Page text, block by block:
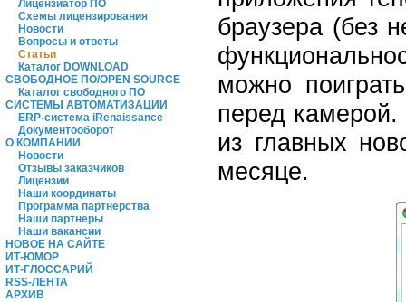
Лицензиатор ПО
Схемы лицензирования
Новости
Вопросы и ответы
Статьи
Каталог DOWNLOAD
СВОБОДНОЕ ПО/OPEN SOURCE
Каталог свободного ПО
СИСТЕМЫ АВТОМАТИЗАЦИИ
ERP-система iRenaissance
Документооборот
О КОМПАНИИ
Новости
Отзывы заказчиков
Лицензии
Наши координаты
Программа партнерства
Наши партнеры
Наши вакансии
НОВОЕ НА САЙТЕ
ИТ-ЮМОР
ИТ-ГЛОССАРИЙ
RSS-ЛЕНТА
АРХИВ
браузера (без
можно
перед
из главных
месяце.